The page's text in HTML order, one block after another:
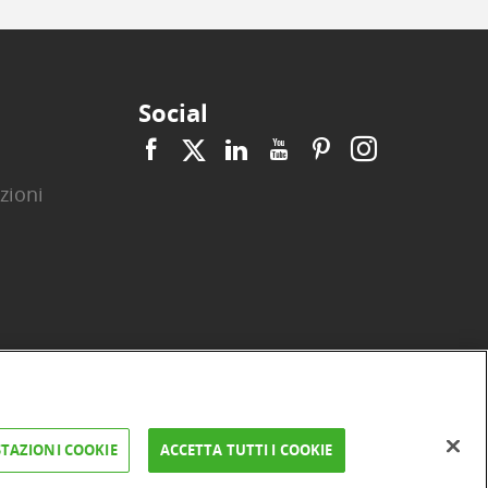
Social
| | | | |
FAQ e Sicurezza
COOKIE ACCETTA TUTTI I COOKIE